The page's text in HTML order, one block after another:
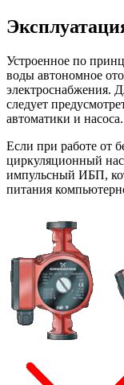
Устроенное по
воды автономное
электроснабжения.
следует
автоматики и насоса.
Если при работе от
циркуляционный
импульсный ИБП,
питания